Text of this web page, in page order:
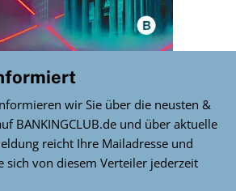
wir Sie über die neusten &
BANKINGCLUB.de und über aktuelle
reicht Ihre Mailadresse und
sich von diesem Verteiler jederzeit